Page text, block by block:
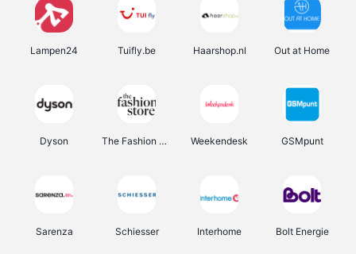
Lampen24 Tuifly.be Haarshop.nl Out at Home
Dyson The Fashion Store Weekendesk GSMpunt
Sarenza Schiesser Interhome Bolt Energie